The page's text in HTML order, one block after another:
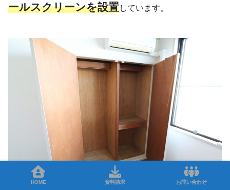
ールスクリーンを設置しています。
HOME 資料請求 お問い合わせ